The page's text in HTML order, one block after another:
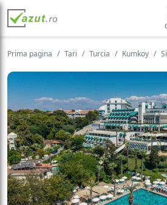
Prima pagina Tari Turcia Kumkoy